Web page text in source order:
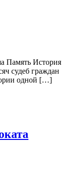
Память История
судеб граждан
одной […]